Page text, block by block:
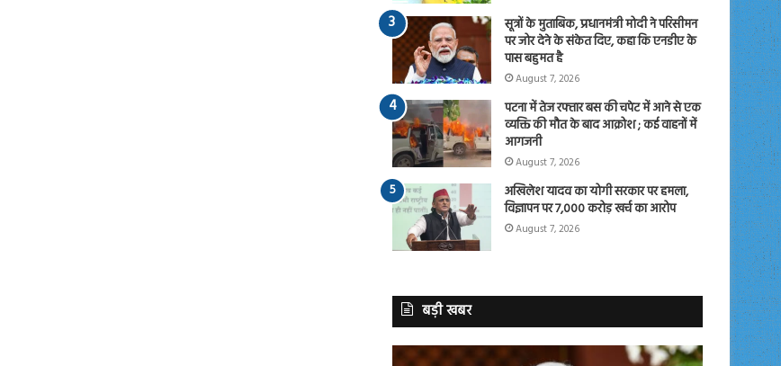
सूत्रों के मुताबिक, प्रधानमंत्री मोदी ने परिसीमन
पर जोर देने के संकेत दिए, कहा कि एनडीए के
पास बहुमत है
August 7, 2026
पटना में तेज रफ्तार बस की चपेट में आने से एक
व्यक्ति की मौत के बाद आक्रोश ; कई वाहनों में
आगजनी
August 7, 2026
अखिलेश यादव का योगी सरकार पर हमला,
विज्ञापन पर 7,000 करोड़ खर्च का आरोप
August 7, 2026
बड़ी खबर